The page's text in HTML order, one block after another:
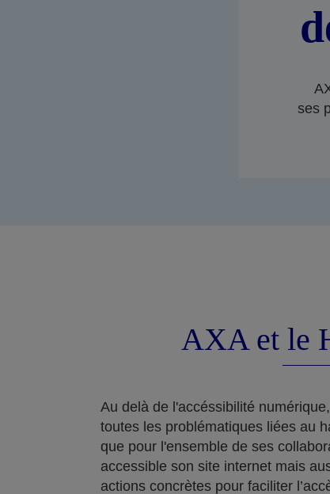
ses
AXA et le
Au delà de l'accéssibilité
toutes les problématiques liées au
que pour l'ensemble de ses
accessible son site internet mais
actions concrètes pour faciliter